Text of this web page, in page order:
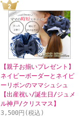
【親子お揃いプレゼント】
ネイビーボーダーとネイビ
ーリボンのママシュシュ
【出産祝い/誕生日/ジュメ
ル神戸/クリスマス】
3,500円(税込)